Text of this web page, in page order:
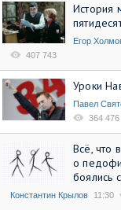
История
Егор
407 743
Уроки
Павел
364 476
Всё, что
о
боялись
Константин Крылов 11:30